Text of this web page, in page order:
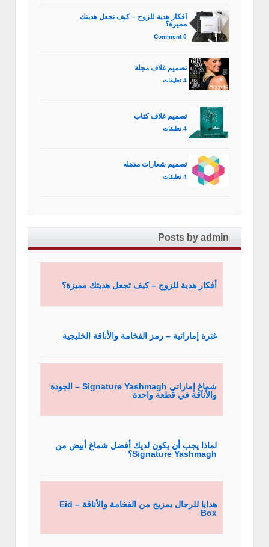
أفكار هدية للزوج – كيف تجعل هديتك
مميزة؟
0 Comment
تصميم غلاف مجلة
4 تعليقات
تصميم غلاف كتاب
4 تعليقات
تصميم شعارات مذهله
4 تعليقات
Posts by admin
أفكار هدية للزوج – كيف تجعل هديتك مميزة؟
غترة إماراتية – رمز الفخامة والأناقة الخليجية
شماغ إماراتي Signature Yashmagh – الجودة
والأناقة في قطعة واحدة
لماذا يجب أن يكون لديك أفضل شماغ أبيض من
Signature Yashmagh؟
هدايا للرجال بمزيج من الفخامة والأناقة – Eid
Box